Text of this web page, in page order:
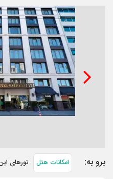
برو به: امکانات هتل تورهای